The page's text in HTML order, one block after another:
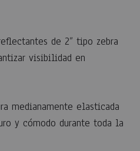
de 2” tipo zebra
visibilidad en
medianamente elasticada
y cómodo durante toda la